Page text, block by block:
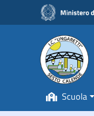
Vai ai contenuti
Vai al menu di
Vai al footer
Scuola